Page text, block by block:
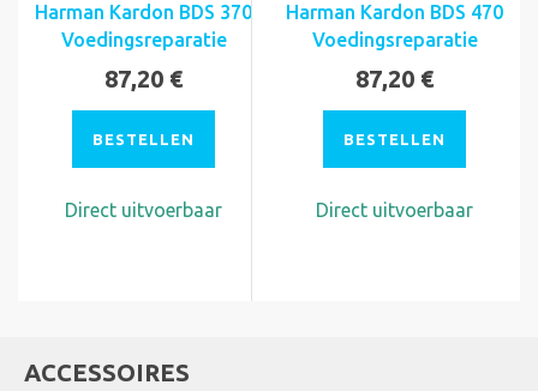
Harman Kardon BDS 370
Voedingsreparatie
87,20 €
BESTELLEN
Direct uitvoerbaar
Harman Kardon BDS 470
Voedingsreparatie
87,20 €
BESTELLEN
Direct uitvoerbaar
ACCESSOIRES